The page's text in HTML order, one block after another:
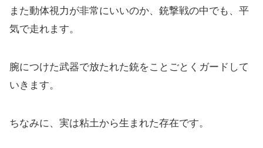
また動体視力が非常にいいのか、銃撃戦の中でも、平
気で走れます。
腕につけた武器で放たれた銃をことごとくガードして
いきます。
ちなみに、実は粘土から生まれた存在です。